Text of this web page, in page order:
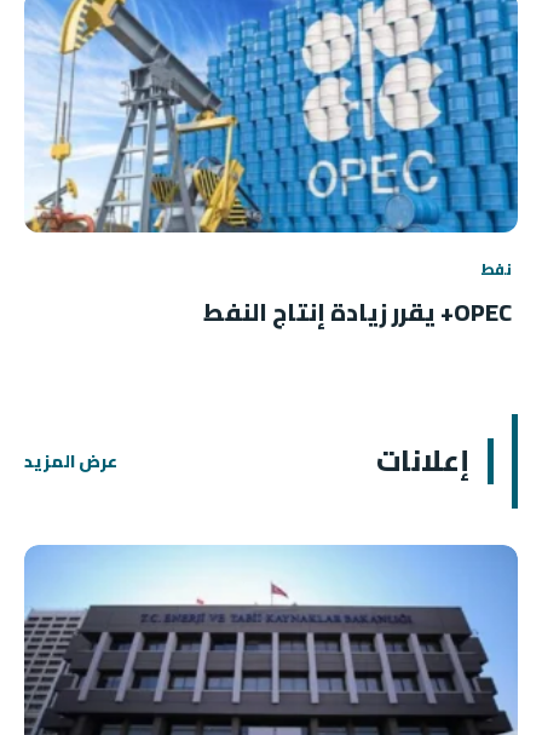
نفط
OPEC+ يقرر زيادة إنتاج النفط
إعلانات عرض المزيد